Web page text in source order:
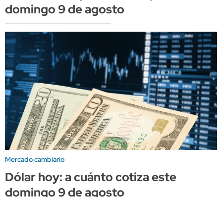
domingo 9 de agosto
Mercado cambiario
Dólar hoy: a cuánto cotiza este
domingo 9 de agosto